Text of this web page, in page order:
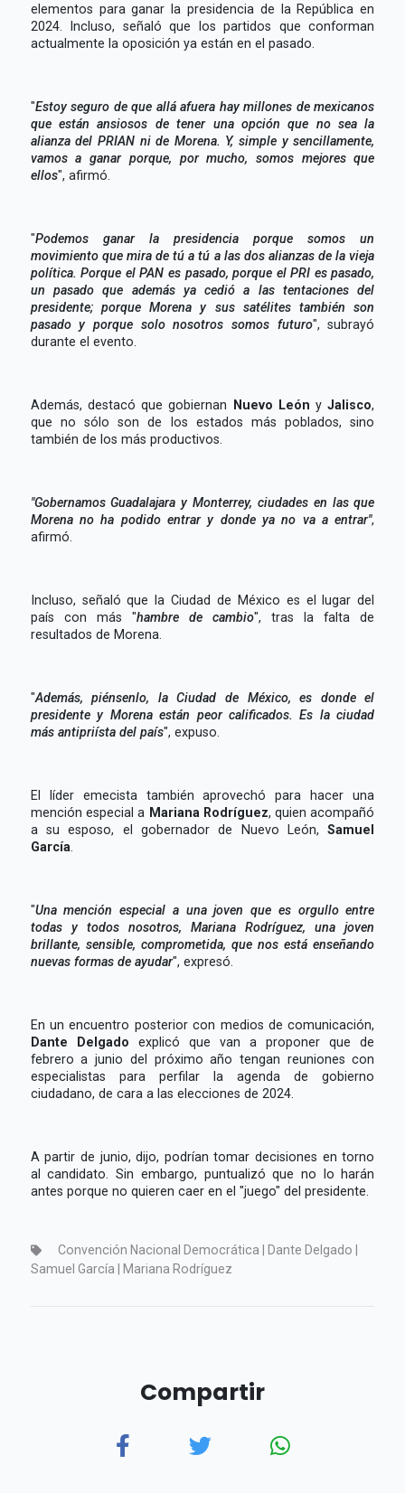
elementos para ganar la presidencia de la República en
2024. Incluso, señaló que los partidos que conforman
actualmente la oposición ya están en el pasado.
"Estoy seguro de que allá afuera hay millones de mexicanos
que están ansiosos de tener una opción que no sea la
alianza del PRIAN ni de Morena. Y, simple y sencillamente,
vamos a ganar porque, por mucho, somos mejores que
ellos", afirmó.
"Podemos ganar la presidencia porque somos un
movimiento que mira de tú a tú a las dos alianzas de la vieja
política. Porque el PAN es pasado, porque el PRI es pasado,
un pasado que además ya cedió a las tentaciones del
presidente; porque Morena y sus satélites también son
pasado y porque solo nosotros somos futuro", subrayó
durante el evento.
Además, destacó que gobiernan Nuevo León yJalisco,
que no sólo son de los estados más poblados, sino
también de los más productivos.
"Gobernamos Guadalajara y Monterrey, ciudades en las que
Morena no ha podido entrar y donde ya no va a entrar",
afirmó.
Incluso, señaló que la Ciudad de México es el lugar del
país con más "hambre de cambio", tras la falta de
resultados de Morena.
"Además, piénsenlo, la Ciudad de México, es donde el
presidente y Morena están peor calificados. Es la ciudad
más antipriísta del país", expuso.
El líder emecista también aprovechó para hacer una
mención especial a Mariana Rodríguez, quien acompañó
a su esposo, el gobernador de Nuevo León,Samuel
García
"Una mención especial a una joven que es orgullo entre
todas y todos nosotros, Mariana Rodríguez, una joven
brillante, sensible, comprometida, que nos está enseñando
nuevas formas de ayudar", expresó.
En un encuentro posterior con medios de comunicación,
Dante Delgado explicó que van a proponer que de
febrero a junio del próximo año tengan reuniones con
especialistas para perfilar la agenda de gobierno
ciudadano, de cara a las elecciones de 2024.
A partir de junio, dijo, podrían tomar decisiones en torno
al candidato. Sin embargo, puntualizó que no lo harán
antes porque no quieren caer en el "juego" del presidente.
Convención Nacional Democrática | Dante Delgado |
Samuel García | Mariana Rodríguez
Compartir